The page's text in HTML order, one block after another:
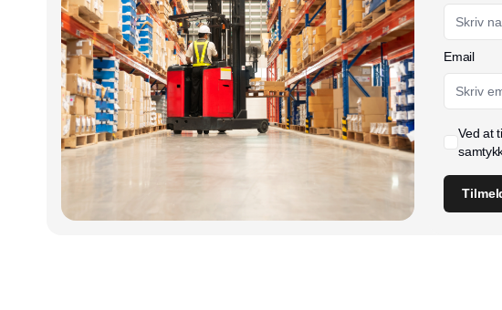
Email
Ved at